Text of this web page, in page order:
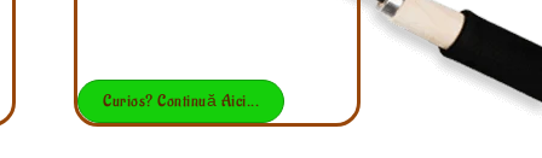
Curios? Continuă Aici...